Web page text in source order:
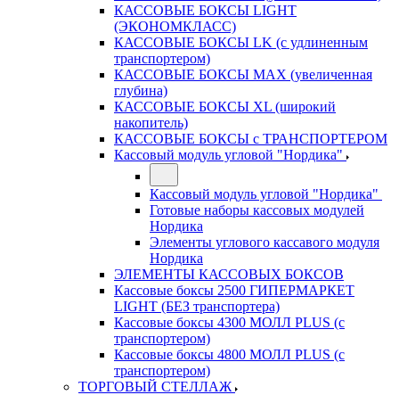
КАССОВЫЕ БОКСЫ LIGHT
(ЭКОНОМКЛАСС)
КАССОВЫЕ БОКСЫ LK (с удлиненным
транспортером)
КАССОВЫЕ БОКСЫ MAX (увеличенная
глубина)
КАССОВЫЕ БОКСЫ XL (широкий
накопитель)
КАССОВЫЕ БОКСЫ с ТРАНСПОРТЕРОМ
Кассовый модуль угловой "Нордика"
Кассовый модуль угловой "Нордика"
Готовые наборы кассовых модулей
Нордика
Элементы углового кассавого модуля
Нордика
ЭЛЕМЕНТЫ КАССОВЫХ БОКСОВ
Кассовые боксы 2500 ГИПЕРМАРКЕТ
LIGHT (БЕЗ транспортера)
Кассовые боксы 4300 МОЛЛ PLUS (с
транспортером)
Кассовые боксы 4800 МОЛЛ PLUS (с
транспортером)
ТОРГОВЫЙ СТЕЛЛАЖ